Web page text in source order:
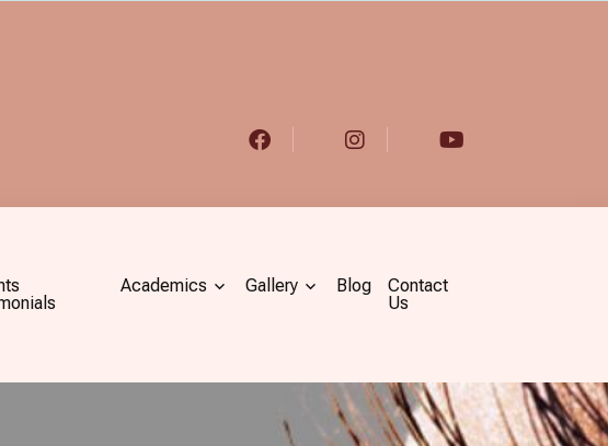
Academics Gallery Blog
Contact
Us